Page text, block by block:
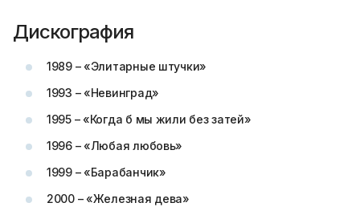
Дискография
1989 – «Элитарные штучки»
1993 – «Невинград»
1995 – «Когда б мы жили без затей»
1996 – «Любая любовь»
1999 – «Барабанчик»
2000 – «Железная дева»